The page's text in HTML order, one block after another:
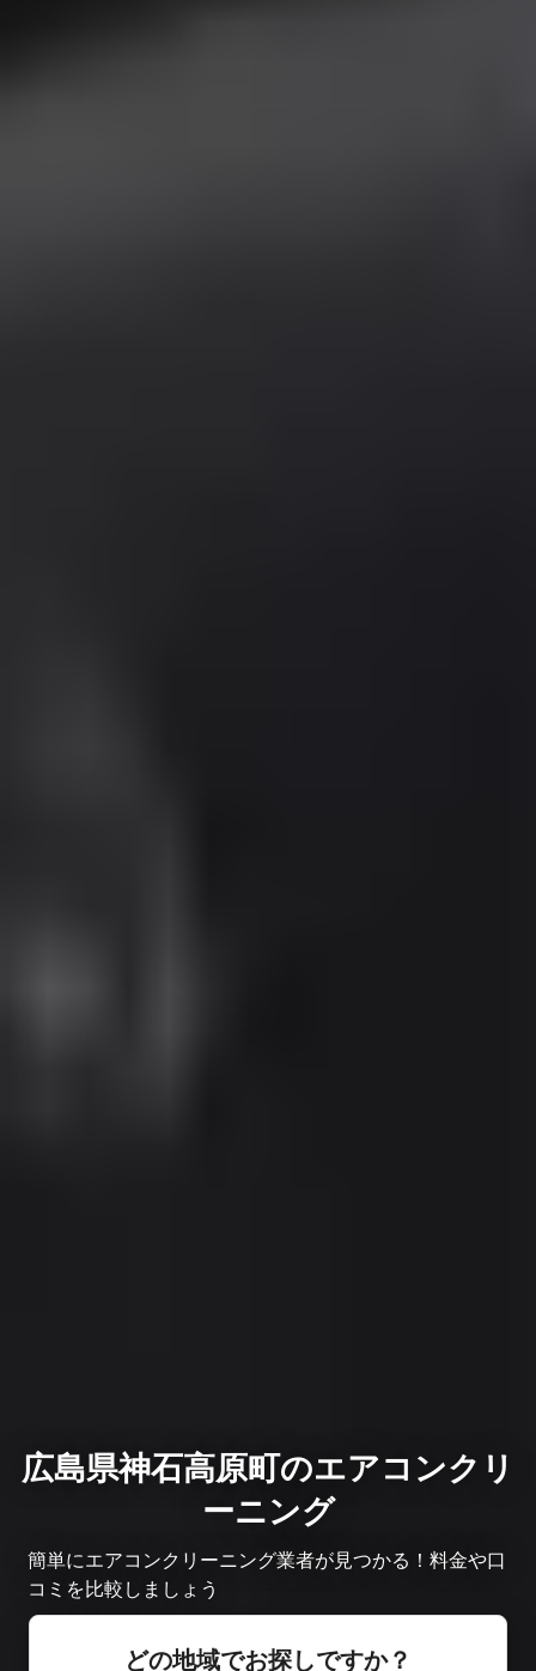
広島県神石高原町のエアコンクリ
ーニング
簡単にエアコンクリーニング業者が見つかる！料金や口
コミを比較しましょう
どの地域でお探しですか？